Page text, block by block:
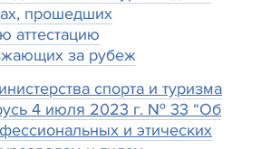
прошедших
аттестацию
за рубеж
спорта и туризма
4 июля 2023 г. № 33 “Об
и этических